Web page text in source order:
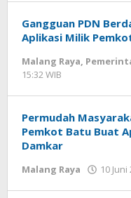
Gangguan PDN
Aplikasi Milik
Malang Raya,
15:32 WIB
Permudah
Pemkot Batu Buat
Damkar
Malang Raya 10 Juni